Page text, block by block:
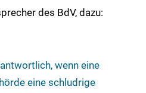
des BdV, dazu:
wenn eine
eine schludrige